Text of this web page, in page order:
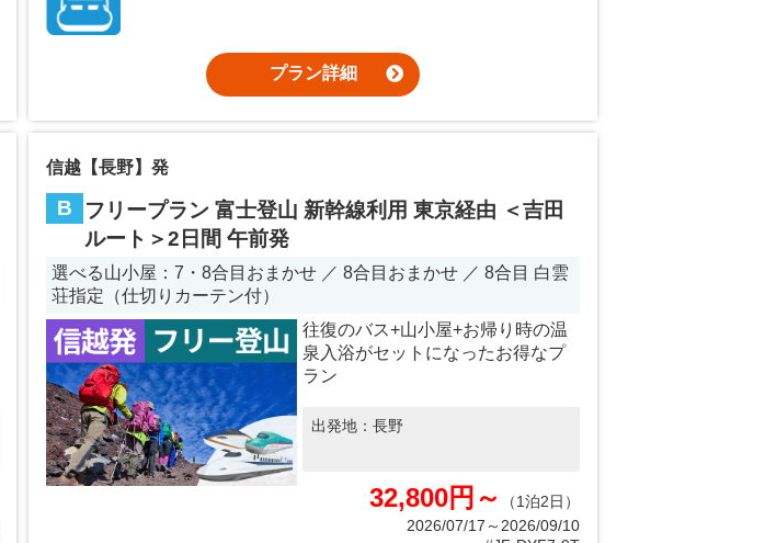
プラン詳細
信越【長野】発
B
フリープラン 富士登山 新幹線利用 東京経由 ＜吉田
ルート＞2日間 午前発
選べる山小屋：7・8合目おまかせ ／ 8合目おまかせ ／ 8合目 白雲
荘指定（仕切りカーテン付）
往復のバス+山小屋+お帰り時の温
泉入浴がセットになったお得なプ
ラン
出発地： 長野
32,800円～
（1泊2日）
2026/07/17～2026/09/10